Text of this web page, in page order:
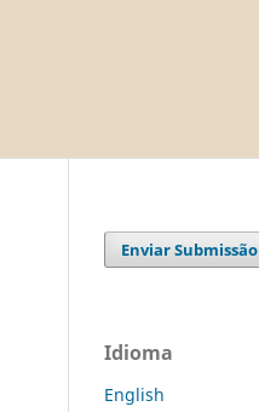
Enviar Submissão
Idioma
English